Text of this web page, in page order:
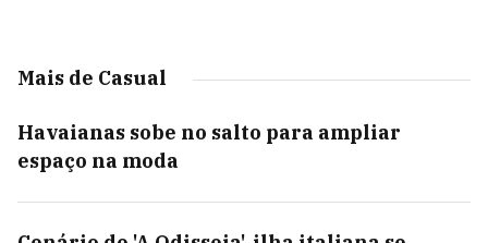
Mais de Casual
Havaianas sobe no salto para ampliar
espaço na moda